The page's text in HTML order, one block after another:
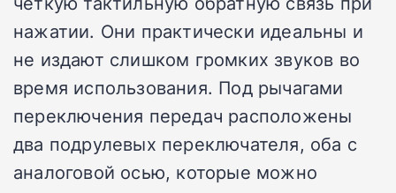
нажатии. Они практически идеальны и
не издают слишком громких звуков во
время использования. Под рычагами
переключения передач расположены
два подрулевых переключателя, оба с
аналоговой осью, которые можно